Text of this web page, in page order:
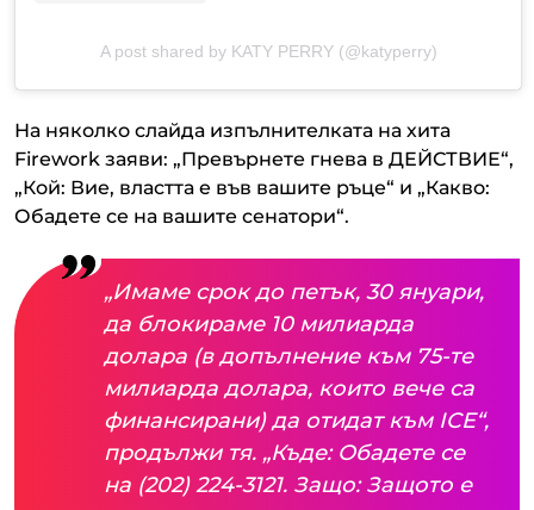
A post shared by KATY PERRY (@katyperry)
На няколко слайда изпълнителката на хита
Firework заяви: „Превърнете гнева в ДЕЙСТВИЕ“,
„Кой: Вие, властта е във вашите ръце“ и „Какво:
Обадете се на вашите сенатори“.
„Имаме срок до петък, 30 януари,
да блокираме 10 милиарда
долара (в допълнение към 75-те
милиарда долара, които вече са
финансирани) да отидат към ICE“,
продължи тя. „Къде: Обадете се
на (202) 224-3121. Защо: Защото е